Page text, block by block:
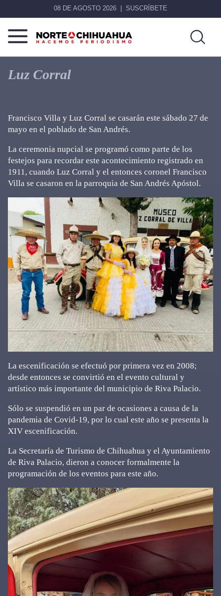
08 DE AGOSTO 2026 SUSCRÍBETE
Norte
De
Chihuahua
Más
que
noticias,
Luz Corral
Francisco Villa y Luz Corral se casarán este sábado 27 de
mayo en el poblado de San Andrés.
La ceremonia nupcial se programó como parte de los
festejos para recordar este acontecimiento registrado en
1911, cuando Luz Corral y el entonces coronel Francisco
Villa se casaron en la parroquia de San Andrés Apóstol.
La escenificación se efectuó por primera vez en 2008;
desde entonces se convirtió en el evento cultural y
artístico más importante del municipio de Riva Palacio.
Sólo se suspendió en un par de ocasiones a causa de la
pandemia de Covid-19, por lo cual este año se presenta la
XIV escenificación.
La Secretaría de Turismo de Chihuahua y el Ayuntamiento
de Riva Palacio, dieron a conocer formalmente la
programación de los eventos para este año.